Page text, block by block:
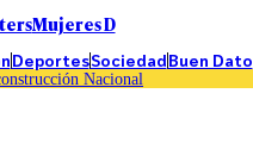
Mujeres D
DeportesSociedadBuen Dato
Nacional